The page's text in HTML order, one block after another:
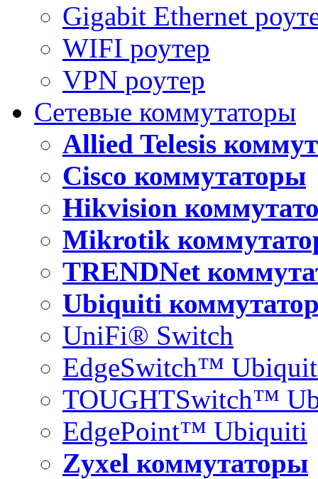
Gigabit Ethernet
WIFI роутер
VPN роутер
Сетевые коммутаторы
Allied Telesis
Cisco коммутаторы
Hikvision
Mikrotik
TRENDNet
Ubiquiti
UniFi® Switch
EdgeSwitch™
TOUGHTSwitch™
EdgePoint™ Ubiquiti
Zyxel коммутаторы